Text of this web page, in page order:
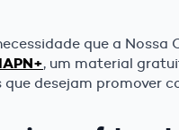
que a Nossa
, um material
desejam promover